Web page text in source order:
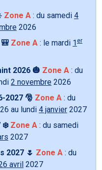
Zone A : du samedi 4
2026
Zone A : le mardi 1 er
2026 🎃 Zone A : du
2 novembre 2026
2027 🎅 Zone A : du
au lundi 4 janvier 2027
❄️ Zone A : du samedi
2027
2027 🌷 Zone A : du
avril 2027